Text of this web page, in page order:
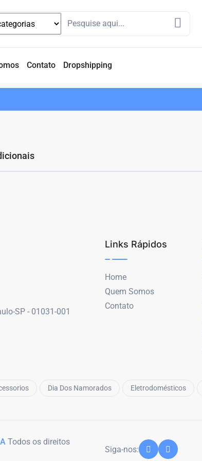
Contato Dropshipping
SP - 01031-001
Links Rápidos
Home
Quem Somos
Contato
Dia Dos Namorados Eletrodomésticos
Todos os direitos
Siga-nos: